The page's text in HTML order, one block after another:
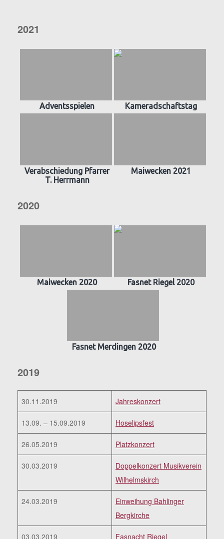
2021
Adventsspielen Kameradschaftstag
Verabschiedung Pfarrer
T. Herrmann
Maiwecken 2021
2020
Maiwecken 2020 Fasnet Riegel 2020
Fasnet Merdingen 2020
2019
30.11.2019 Jahreskonzert
13.09. – 15.09.2019 Hoselipsfest
26.05.2019 Platzkonzert
30.03.2019
Doppelkonzert Musikverein
Wilhelmskirch
24.03.2019
Einweihung Bahlinger
Bergkirche
03.03.2019 Fasnacht Riegel